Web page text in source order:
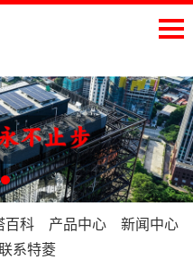
百科 产品中心
新闻中心
系特菱